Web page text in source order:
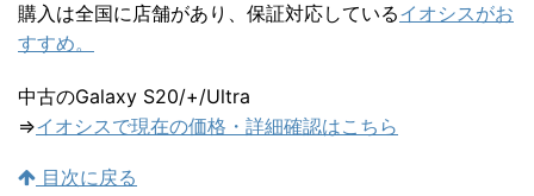
購入は全国に店舗があり、保証対応しているイオシスがお
すすめ。
中古のGalaxy S20/+/Ultra
⇒イオシスで現在の価格・詳細確認はこちら
目次に戻る